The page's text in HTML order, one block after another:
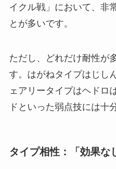
イクル戦」において、非
とが多いです。
ただし、どれだけ耐性が
す。はがねタイプはじし
ェアリータイプはヘドロ
ドといった弱点技には十
タイプ相性：「効果な